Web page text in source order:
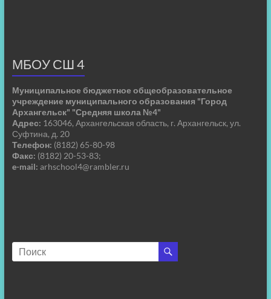
МБОУ СШ 4
Муниципальное бюджетное общеобразовательное
учреждение муниципального образования "Город
Архангельск" "Средняя школа №4"
Адрес: 163046, Архангельская область, г. Архангельск, ул.
Суфтина, д. 20
Телефон: (8182) 65-80-98
Факс: (8182) 20-53-83;
e-mail: arhschool4@rambler.ru